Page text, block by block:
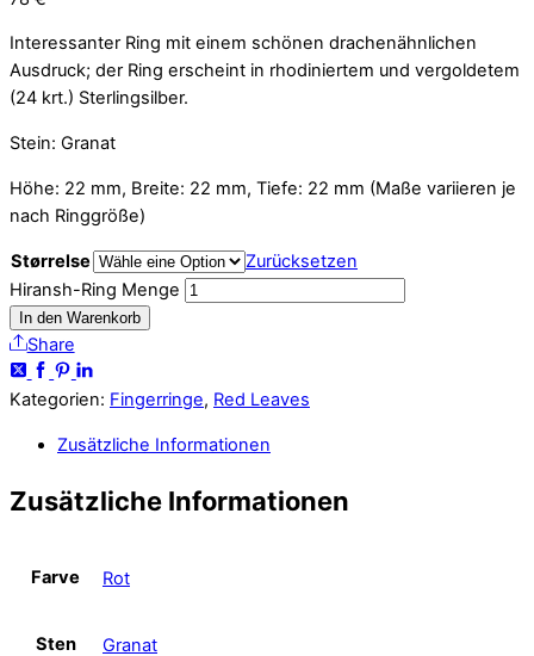
Interessanter Ring mit einem schönen drachenähnlichen
Ausdruck; der Ring erscheint in rhodiniertem und vergoldetem
(24 krt.) Sterlingsilber.
Stein: Granat
Höhe: 22 mm, Breite: 22 mm, Tiefe: 22 mm (Maße variieren je
nach Ringgröße)
Størrelse
Zurücksetzen
Hiransh-Ring Menge
In den Warenkorb
Share
Kategorien: Fingerringe, Red Leaves
Zusätzliche Informationen
Zusätzliche Informationen
Farve Rot
Sten Granat